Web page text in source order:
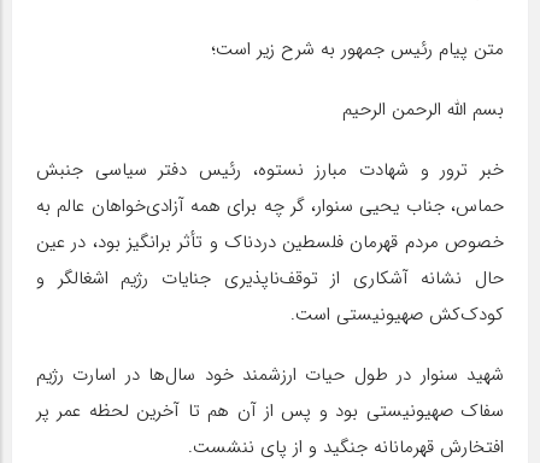
متن پیام رئیس جمهور به شرح زیر است؛
بسم الله الرحمن الرحیم
خبر ترور و شهادت مبارز نستوه، رئیس دفتر سیاسی جنبش
حماس، جناب یحیی سنوار، گر چه برای همه آزادی‌خواهان عالم به
خصوص مردم قهرمان فلسطین دردناک و تأثر برانگیز بود، در عین
حال نشانه آشکاری از توقف‌ناپذیری جنایات رژیم اشغالگر و
کودک‌کش صهیونیستی است.
شهید سنوار در طول حیات ارزشمند خود سال‌ها در اسارت رژیم
سفاک صهیونیستی بود و پس از آن هم تا آخرین لحظه عمر پر
افتخارش قهرمانانه جنگید و از پای ننشست.